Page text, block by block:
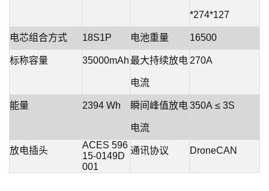
*274*127
电芯组合方式 18S1P 电池重量 16500
标称容量 35000mAh最大持续放电
电流
270A
能量 2394 Wh 瞬间峰值放电
电流
350A ≤ 3S
放电插头
ACES 596
15-0149D
001
通讯协议 DroneCAN